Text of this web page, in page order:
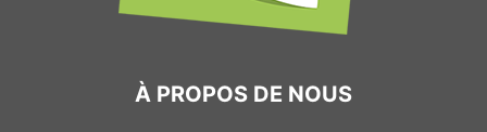
À PROPOS DE NOUS